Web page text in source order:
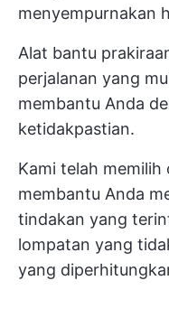
menyempurnakan
Alat bantu
perjalanan yang
membantu Anda
ketidakpastian.
Kami telah
membantu Anda
tindakan yang
lompatan yang
yang